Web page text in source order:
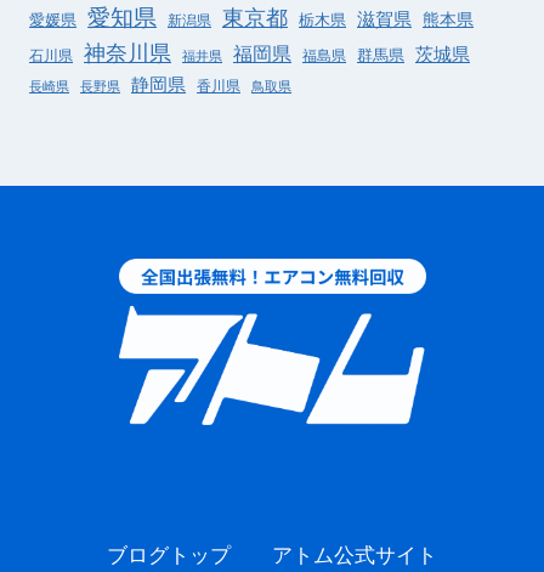
愛媛県 愛知県 新潟県 東京都 栃木県 滋賀県 熊本県
石川県 神奈川県 福井県 福岡県 福島県 群馬県 茨城県
長崎県 長野県 静岡県 香川県 鳥取県
ブログトップ アトム公式サイト